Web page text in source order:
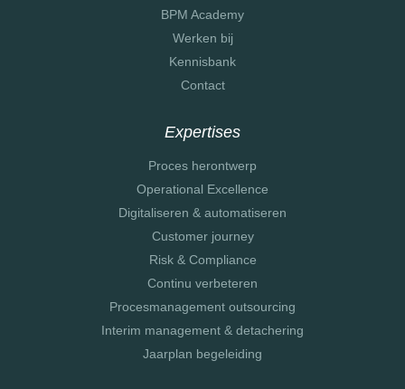
BPM Academy
Werken bij
Kennisbank
Contact
Expertises
Proces herontwerp
Operational Excellence
Digitaliseren & automatiseren
Customer journey
Risk & Compliance
Continu verbeteren
Procesmanagement outsourcing
Interim management & detachering
Jaarplan begeleiding